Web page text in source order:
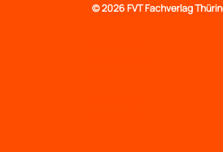
©2026 FVT Fachverlag